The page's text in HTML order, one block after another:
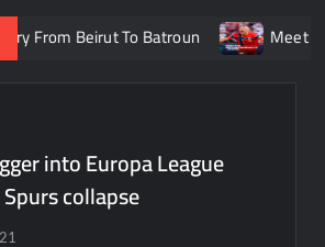
Beirut To Batroun Meet The
into Europa League
collapse